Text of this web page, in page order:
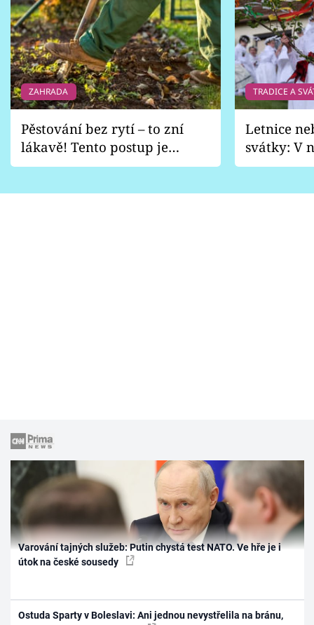
ZAHRADA
Pěstování bez rytí – to zní
lákavě! Tento postup je
vhodný jen pro některé
TRADICE A
Letnice
svátky: V
pondělí
Varování tajných služeb: Putin chystá test NATO. Ve hře je i
útok na české sousedy
Ostuda Sparty v Boleslavi: Ani jednou nevystřelila na bránu,